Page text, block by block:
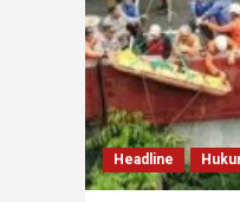
Headline